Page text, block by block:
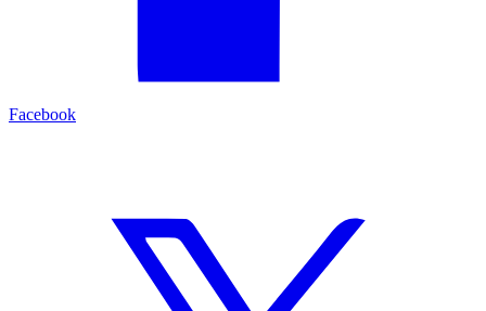
Facebook